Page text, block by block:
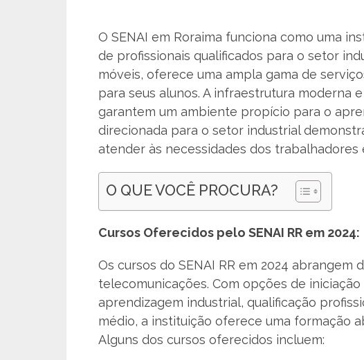
O SENAI em Roraima funciona como uma
de profissionais qualificados para o setor
móveis, oferece uma ampla gama de
para seus alunos. A infraestrutura moderna
garantem um ambiente propício para o
direcionada para o setor industrial
atender às necessidades dos trabalhadores
O QUE VOCÊ PROCURA?
Cursos Oferecidos pelo SENAI RR em 2024:
Os cursos do SENAI RR em 2024 abrangem
telecomunicações. Com opções de
aprendizagem industrial, qualificação
médio, a instituição oferece uma formação
Alguns dos cursos oferecidos incluem: